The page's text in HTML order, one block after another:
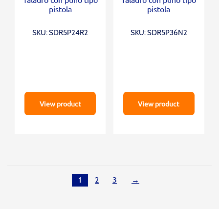
pistola
SKU: SDR5P24R2
View product
pistola
SKU: SDR5P36N2
View product
1 2 3 →